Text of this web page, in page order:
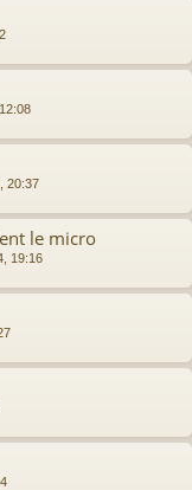
20:37
le micro
19:16